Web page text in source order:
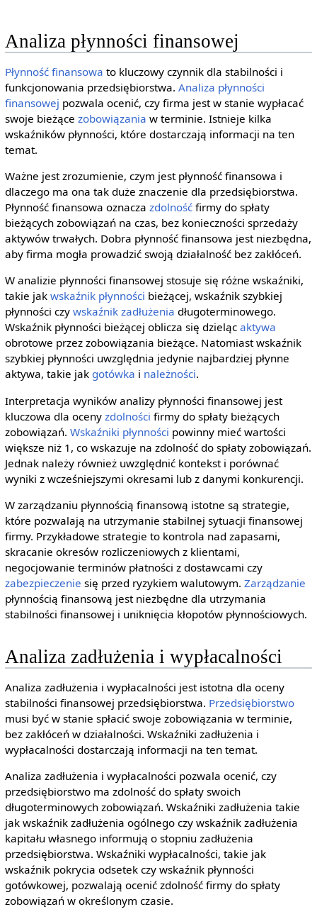
Analiza płynności finansowej
Płynność finansowa to kluczowy czynnik dla stabilności i
funkcjonowania przedsiębiorstwa. Analiza płynności
finansowej pozwala ocenić, czy firma jest w stanie wypłacać
swoje bieżące zobowiązania w terminie. Istnieje kilka
wskaźników płynności, które dostarczają informacji na ten
temat.
Ważne jest zrozumienie, czym jest płynność finansowa i
dlaczego ma ona tak duże znaczenie dla przedsiębiorstwa.
Płynność finansowa oznacza zdolnośćfirmy do spłaty
bieżących zobowiązań na czas, bez konieczności sprzedaży
aktywów trwałych. Dobra płynność finansowa jest niezbędna,
aby firma mogła prowadzić swoją działalność bez zakłóceń.
W analizie płynności finansowej stosuje się różne wskaźniki,
takie jak wskaźnik płynności bieżącej, wskaźnik szybkiej
płynności czy wskaźnik zadłużenia długoterminowego.
Wskaźnik płynności bieżącej oblicza się dzieląc aktywa
obrotowe przez zobowiązania bieżące. Natomiast wskaźnik
szybkiej płynności uwzględnia jedynie najbardziej płynne
aktywa, takie jak gotówka i należności.
Interpretacja wyników analizy płynności finansowej jest
kluczowa dla oceny zdolności firmy do spłaty bieżących
zobowiązań. Wskaźniki płynności powinny mieć wartości
większe niż 1, co wskazuje na zdolność do spłaty zobowiązań.
Jednak należy również uwzględnić kontekst i porównać
wyniki z wcześniejszymi okresami lub z danymi konkurencji.
W zarządzaniu płynnością finansową istotne są strategie,
które pozwalają na utrzymanie stabilnej sytuacji finansowej
firmy. Przykładowe strategie to kontrola nad zapasami,
skracanie okresów rozliczeniowych z klientami,
negocjowanie terminów płatności z dostawcami czy
zabezpieczenie się przed ryzykiem walutowym. Zarządzanie
płynnością finansową jest niezbędne dla utrzymania
stabilności finansowej i uniknięcia kłopotów płynnościowych.
Analiza zadłużenia i wypłacalności
Analiza zadłużenia i wypłacalności jest istotna dla oceny
stabilności finansowej przedsiębiorstwa. Przedsiębiorstwo
musi być w stanie spłacić swoje zobowiązania w terminie,
bez zakłóceń w działalności. Wskaźniki zadłużenia i
wypłacalności dostarczają informacji na ten temat.
Analiza zadłużenia i wypłacalności pozwala ocenić, czy
przedsiębiorstwo ma zdolność do spłaty swoich
długoterminowych zobowiązań. Wskaźniki zadłużenia takie
jak wskaźnik zadłużenia ogólnego czy wskaźnik zadłużenia
kapitału własnego informują o stopniu zadłużenia
przedsiębiorstwa. Wskaźniki wypłacalności, takie jak
wskaźnik pokrycia odsetek czy wskaźnik płynności
gotówkowej, pozwalają ocenić zdolność firmy do spłaty
zobowiązań w określonym czasie.